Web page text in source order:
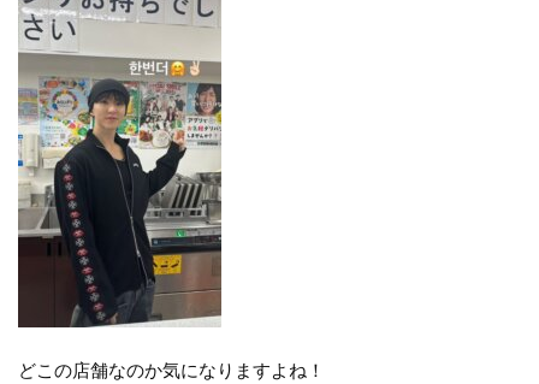
どこの店舗なのか気になりますよね！